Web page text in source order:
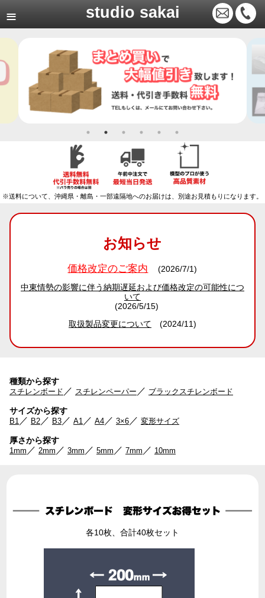
studio sakai
※送料について、沖縄県・離島・一部遠隔地へのお届けは、別途お見積もりになります。
お知らせ
価格改定のご案内
(2026/7/1)
中東情勢の影響に伴う納期遅延および価格改定の可能性につ
いて
(2026/5/15)
取扱製品変更について (2024/11)
種類から探す
スチレンボード ／ スチレンペーパー ／ ブラックスチレンボード
サイズから探す
B1 ／ B2 ／ B3 ／ A1 ／ A4 ／ 3×6 ／ 変形サイズ
厚さから探す
1mm ／ 2mm ／ 3mm ／ 5mm ／ 7mm ／ 10mm
各10枚、合計40枚セット